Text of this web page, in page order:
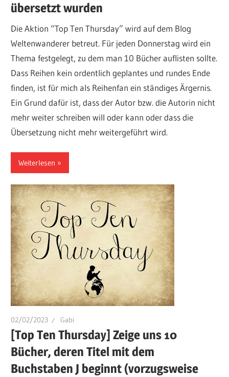
übersetzt wurden
Die Aktion “Top Ten Thursday” wird auf dem Blog
Weltenwanderer betreut. Für jeden Donnerstag wird ein
Thema festgelegt, zu dem man 10 Bücher auflisten sollte.
Dass Reihen kein ordentlich geplantes und rundes Ende
finden, ist für mich als Reihenfan ein ständiges Ärgernis.
Ein Grund dafür ist, dass der Autor bzw. die Autorin nicht
mehr weiter schreiben will oder kann oder dass die
Übersetzung nicht mehr weitergeführt wird.
Weiterlesen
02/02/2023 Gabi
[Top Ten Thursday] Zeige uns 10
Bücher, deren Titel mit dem
Buchstaben J beginnt (vorzugsweise